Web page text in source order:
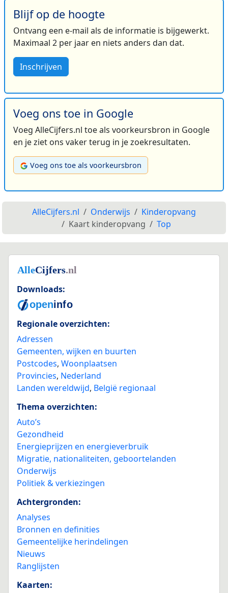
Blijf op de hoogte
Ontvang een e-mail als de informatie is bijgewerkt.
Maximaal 2 per jaar en niets anders dan dat.
Inschrijven
Voeg ons toe in Google
Voeg AlleCijfers.nl toe als voorkeursbron in Google
en je ziet ons vaker terug in je zoekresultaten.
Voeg ons toe als voorkeursbron
AlleCijfers.nl Onderwijs
Kinderopvang
Kaart kinderopvang
Top
Downloads:
Regionale overzichten:
Adressen
Gemeenten, wijken en buurten
Postcodes, Woonplaatsen
Provincies, Nederland
Landen wereldwijd, België regionaal
Thema overzichten:
Auto’s
Gezondheid
Energieprijzen en energieverbruik
Migratie, nationaliteiten, geboortelanden
Onderwijs
Politiek & verkiezingen
Achtergronden:
Analyses
Bronnen en definities
Gemeentelijke herindelingen
Nieuws
Ranglijsten
Kaarten: